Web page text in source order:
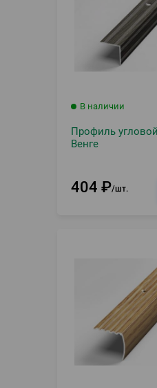
В наличии
Профиль
Венге
404 ₽ шт.